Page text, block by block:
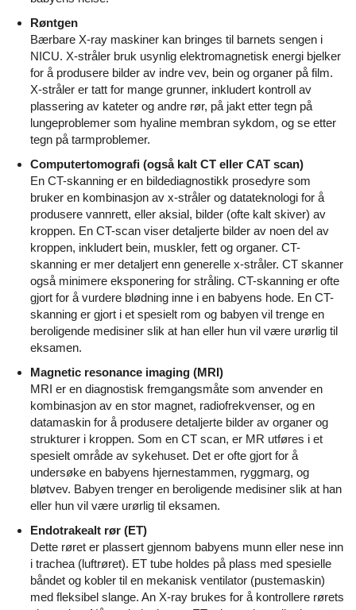
Røntgen
Bærbare X-ray maskiner kan bringes til barnets sengen i
NICU. X-stråler bruk usynlig elektromagnetisk energi bjelker
for å produsere bilder av indre vev, bein og organer på film.
X-stråler er tatt for mange grunner, inkludert kontroll av
plassering av kateter og andre rør, på jakt etter tegn på
lungeproblemer som hyaline membran sykdom, og se etter
tegn på tarmproblemer.
Computertomografi (også kalt CT eller CAT scan)
En CT-skanning er en bildediagnostikk prosedyre som
bruker en kombinasjon av x-stråler og datateknologi for å
produsere vannrett, eller aksial, bilder (ofte kalt skiver) av
kroppen. En CT-scan viser detaljerte bilder av noen del av
kroppen, inkludert bein, muskler, fett og organer. CT-
skanning er mer detaljert enn generelle x-stråler. CT skanner
også minimere eksponering for stråling. CT-skanning er ofte
gjort for å vurdere blødning inne i en babyens hode. En CT-
skanning er gjort i et spesielt rom og babyen vil trenge en
beroligende medisiner slik at han eller hun vil være urørlig til
eksamen.
Magnetic resonance imaging (MRI)
MRI er en diagnostisk fremgangsmåte som anvender en
kombinasjon av en stor magnet, radiofrekvenser, og en
datamaskin for å produsere detaljerte bilder av organer og
strukturer i kroppen. Som en CT scan, er MR utføres i et
spesielt område av sykehuset. Det er ofte gjort for å
undersøke en babyens hjernestammen, ryggmarg, og
bløtvev. Babyen trenger en beroligende medisiner slik at han
eller hun vil være urørlig til eksamen.
Endotrakealt rør (ET)
Dette røret er plassert gjennom babyens munn eller nese inn
i trachea (luftrøret). ET tube holdes på plass med spesielle
båndet og kobler til en mekanisk ventilator (pustemaskin)
med fleksibel slange. An X-ray brukes for å kontrollere rørets